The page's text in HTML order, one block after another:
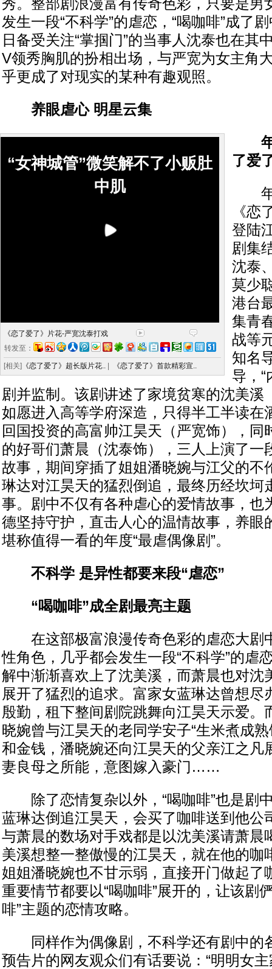
秀。整部剧浪漫富有传奇色彩，只要是男
发生一段“不科学”的虐恋，“喝咖啡”成了
日备受关注“掌掴门”的当事人沈泰也在其
V领秀胸肌的扮相出场，与严宽为女主角
乎更成了对现实的某种有趣观照。
养眼虐心 明星云集
“女神城管”微笑解不了小贩肚
中肌
《恋了爱了》片花-严宽沈泰打戏
转发至：
[相关] 《恋了爱了》超长版片花.. 《恋了爱了》首款精彩宣..
年
了爱
年
《恋
登陆
剧集
沈泰
莫少
港台
集青
战等
知名
导，“
剧并监制。该剧讲述了家境贫寒的沈美溪
如愿进入高等学府深造，只得半工半读在
回国投资的高富帅江昊天（严宽饰），同
的好哥们萧晨（沈泰饰），三人上演了一
故事，期间穿插了姐姐潘晓婉与江父的不
琳达对江昊天的猛烈倒追，最终历经坎坷
事。剧中不仅有各种虐心的爱情故事，也
德坚持守护，直击人心的温情故事，养眼
堪称值得一看的年度“最虐偶像剧”。
不科学 是异性都要来段“虐恋”
“喝咖啡”成全剧最亮主题
在这部极富浪漫传奇色彩的虐恋大剧
性角色，几乎都会发生一段“不科学”的虐
解中渐渐喜欢上了沈美溪，而萧晨也对沈
展开了猛烈的追求。富家女蓝琳达曾想尽
殷勤，租下整间剧院跳舞向江昊天示爱。
晓婉曾与江昊天的老同学安子“生米煮成
和金钱，潘晓婉还向江昊天的父亲江之凡
妻良母之所能，意图嫁入豪门……
除了恋情复杂以外，“喝咖啡”也是剧
蓝琳达倒追江昊天，会买了咖啡送到他公
与萧晨的数场对手戏都是以沈美溪请萧晨
美溪想整一整傲慢的江昊天，就在他的咖
姐姐潘晓婉也不甘示弱，直接开门做起了
重要情节都要以“喝咖啡”展开的，让该剧
啡”主题的恋情攻略。
同样作为偶像剧，不科学还有剧中的
预告片的网友观众们有话要说：“明明女